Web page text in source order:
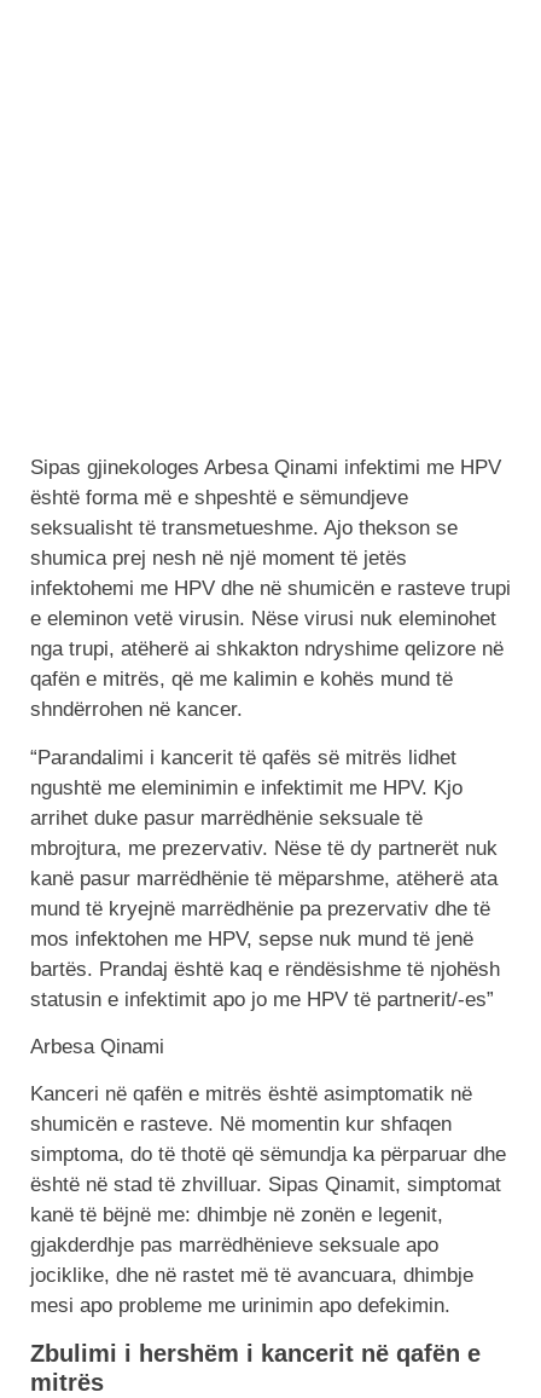
Sipas gjinekologes Arbesa Qinami infektimi me HPV
është forma më e shpeshtë e sëmundjeve
seksualisht të transmetueshme. Ajo thekson se
shumica prej nesh në një moment të jetës
infektohemi me HPV dhe në shumicën e rasteve trupi
e eleminon vetë virusin. Nëse virusi nuk eleminohet
nga trupi, atëherë ai shkakton ndryshime qelizore në
qafën e mitrës, që me kalimin e kohës mund të
shndërrohen në kancer.
“Parandalimi i kancerit të qafës së mitrës lidhet
ngushtë me eleminimin e infektimit me HPV. Kjo
arrihet duke pasur marrëdhënie seksuale të
mbrojtura, me prezervativ. Nëse të dy partnerët nuk
kanë pasur marrëdhënie të mëparshme, atëherë ata
mund të kryejnë marrëdhënie pa prezervativ dhe të
mos infektohen me HPV, sepse nuk mund të jenë
bartës. Prandaj është kaq e rëndësishme të njohësh
statusin e infektimit apo jo me HPV të partnerit/-es”
Arbesa Qinami
Kanceri në qafën e mitrës është asimptomatik në
shumicën e rasteve. Në momentin kur shfaqen
simptoma, do të thotë që sëmundja ka përparuar dhe
është në stad të zhvilluar. Sipas Qinamit, simptomat
kanë të bëjnë me: dhimbje në zonën e legenit,
gjakderdhje pas marrëdhënieve seksuale apo
jociklike, dhe në rastet më të avancuara, dhimbje
mesi apo probleme me urinimin apo defekimin.
Zbulimi i hershëm i kancerit në qafën e
mitrës